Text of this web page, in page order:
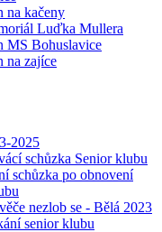
na kačeny
Luďka Mullera
MS Bohuslavice
na zajíce
2025
schůzka Senior klubu
schůzka po obnovení
nezlob se - Bělá 2023
senior klubu